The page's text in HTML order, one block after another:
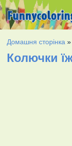
Домашня сторінка
Колючки